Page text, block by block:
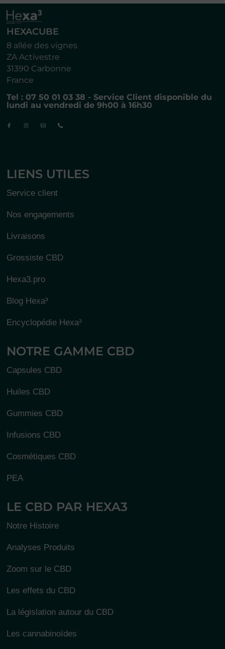
HEXACUBE
8 allée des vignes
ZA Activestre
31390 Carbonne
France
Tel : 07 50 01 03 38 - Service Client disponible du
lundi au vendredi de 9h00 à 16h30
LIENS UTILES
Service client
Nos engagements
Livraisons
Grossiste CBD
Hexa3.pro
Blog Hexa³
Encyclopédie Hexa³
NOTRE GAMME CBD
Capsules CBD
Huiles CBD
Gummies CBD
Infusions CBD
Cosmétiques CBD
PEA
LE CBD PAR HEXA3
Notre Histoire
Analyses Produits
Zoom sur le CBD
Les effets du CBD
La législation autour du CBD
Les cannabinoïdes